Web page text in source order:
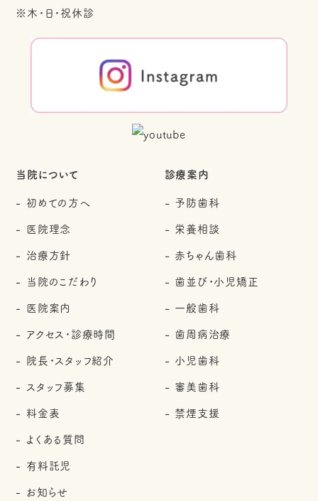
※木・日・祝休診
当院について
初めての方へ
医院理念
治療方針
当院のこだわり
医院案内
アクセス・診療時間
院長・スタッフ紹介
スタッフ募集
料金表
よくある質問
有料託児
お知らせ
診療案内
予防歯科
栄養相談
赤ちゃん歯科
歯並び・小児矯正
一般歯科
歯周病治療
小児歯科
審美歯科
禁煙支援